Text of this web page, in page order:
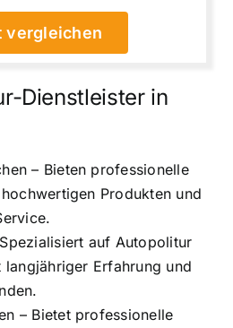
vergleichen
Dienstleister in
– Bieten professionelle
Produkten und
auf Autopolitur
Erfahrung und
– Bietet professionelle